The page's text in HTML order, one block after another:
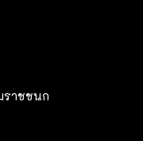
ราชชนก